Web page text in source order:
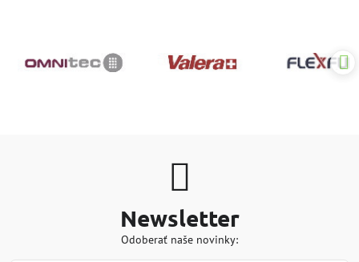
Newsletter
Odoberať naše novinky: